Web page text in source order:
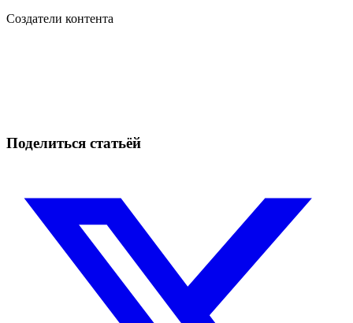
Создатели контента
Поделиться статьёй